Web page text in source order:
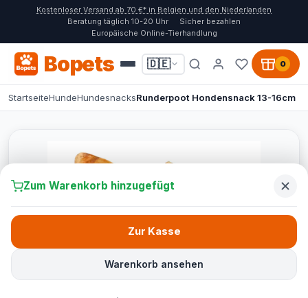
Kostenloser Versand ab 70 €* in Belgien und den Niederlanden
Beratung täglich 10-20 Uhr
Sicher bezahlen
Europäische Online-Tierhandlung
Bopets 🇩🇪 0
StartseiteHundeHundesnacksRunderpoot Hondensnack 13-16cm
Zum Warenkorb hinzugefügt
Warenkorb ansehen
Zur Kasse